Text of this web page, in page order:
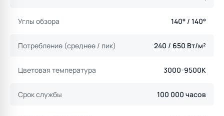
Углы обзора 140° / 140°
Потребление (среднее / пик) 240 / 650 Вт/м²
Цветовая температура 3000-9500K
Срок службы 100 000 часов